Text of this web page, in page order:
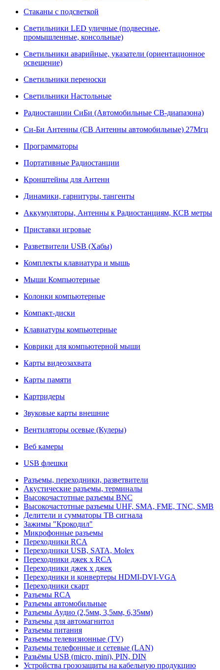
Стаканы с подсветкой
Светильники LED уличные (подвесные,
промышленные, консольные)
Светильники аварийные, указатели (ориентационное
освещение)
Светильники переноски
Светильники Настольные
Радиостанции СиБи (Автомобильные СВ-диапазона)
Си-Би Антенны (СВ Антенны автомобильные) 27Мгц
Программаторы
Портативные Радиостанции
Кронштейны для Антенн
Динамики, гарнитуры, тангенты
Аккумуляторы, Антенны к Радиостанциям, КСВ метры
Приставки игровые
Разветвители USB (Хабы)
Комплекты клавиатура и мышь
Мыши Компьютерные
Колонки компьютерные
Компакт-диски
Клавиатуры компьютерные
Коврики для компьютерной мыши
Карты видеозахвата
Карты памяти
Картридеры
Звуковые карты внешние
Вентиляторы осевые (Кулеры)
Веб камеры
USB флешки
Разъемы, переходники, разветвители
Акустические разъемы, терминалы
Высокочастотные разъемы BNC
Высокочастотные разъемы UHF, SMA, FME, TNC, SMB
Делители и сумматоры ТВ сигнала
Зажимы "Крокодил"
Микрофонные разъемы
Переходники RCA
Переходники USB, SATA, Molex
Переходники джек х RCA
Переходники джек х джек
Переходники и конвертеры HDMI-DVI-VGA
Переходники скарт
Разъемы RCA
Разъемы автомобильные
Разъемы Аудио (2,5мм, 3,5мм, 6,35мм)
Разъемы для автомагнитол
Разъемы питания
Разъемы телевизионные (TV)
Разъемы телефонные и сетевые (LAN)
Разьёмы USB (micro, mini), PIN, DIN
Устройства грозозащиты на кабельную продукцию